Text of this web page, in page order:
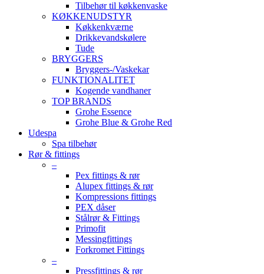
Tilbehør til køkkenvaske
KØKKENUDSTYR
Køkkenkværne
Drikkevandskølere
Tude
BRYGGERS
Bryggers-/Vaskekar
FUNKTIONALITET
Kogende vandhaner
TOP BRANDS
Grohe Essence
Grohe Blue & Grohe Red
Udespa
Spa tilbehør
Rør & fittings
–
Pex fittings & rør
Alupex fittings & rør
Kompressions fittings
PEX dåser
Stålrør & Fittings
Primofit
Messingfittings
Forkromet Fittings
–
Pressfittings & rør